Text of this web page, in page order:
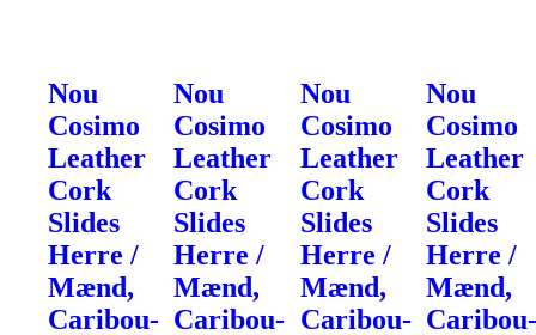
Nou
Cosimo
Leather
Cork
Slides
Herre /
Mænd,
Caribou-
Nou
Cosimo
Leather
Cork
Slides
Herre /
Mænd,
Caribou-
Nou
Cosimo
Leather
Cork
Slides
Herre /
Mænd,
Caribou-
Nou
Cosimo
Leather
Cork
Slides
Herre /
Mænd,